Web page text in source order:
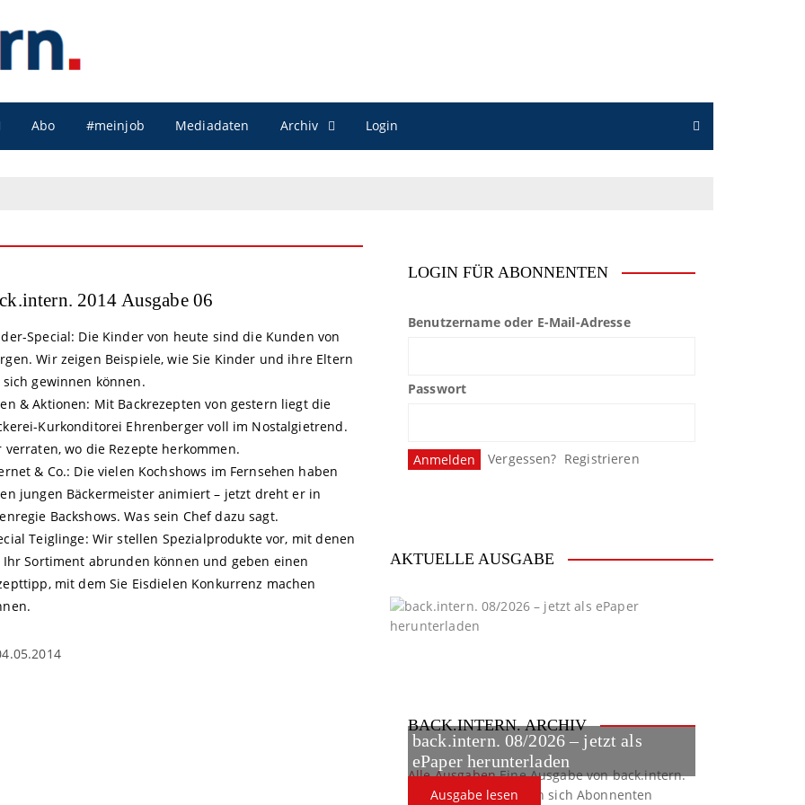
Abo #meinjob Mediadaten Archiv Login
2014 Ausgabe 06
Special: Die Kinder von heute sind die Kunden von
Wir zeigen Beispiele, wie Sie Kinder und ihre Eltern
gewinnen können.
& Aktionen: Mit Backrezepten von gestern liegt die
Kurkonditorei Ehrenberger voll im Nostalgietrend.
verraten, wo die Rezepte herkommen.
& Co.: Die vielen Kochshows im Fernsehen haben
jungen Bäckermeister animiert – jetzt dreht er in
Backshows. Was sein Chef dazu sagt.
Teiglinge: Wir stellen Spezialprodukte vor, mit denen
Ihr Sortiment abrunden können und geben einen
mit dem Sie Eisdielen Konkurrenz machen
LOGIN FÜR ABONNENTEN
Benutzername oder E-Mail-Adresse
Passwort
Vergessen? Registrieren
AKTUELLE AUSGABE
back.intern. 08/2026 – jetzt als
ePaper herunterladen
Ausgabe lesen
BACK.INTERN. ARCHIV
Alle AusgabenEine Ausgabe von back.intern.
verpasst? Hier können sich Abonnenten